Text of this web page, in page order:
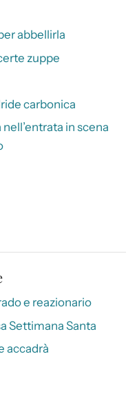
abbellirla
zuppe
carbonica
in scena
e reazionario
Settimana Santa
accadrà